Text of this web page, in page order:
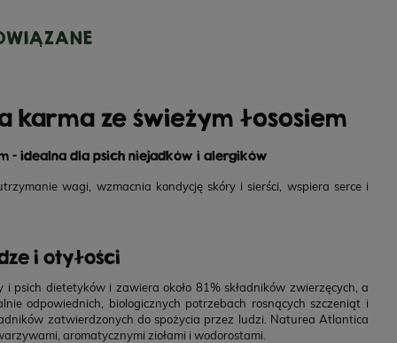
karma ze świeżym łososiem
- idealna dla psich niejadków i alergików
wagi, wzmacnia kondycję skóry i sierści, wspiera serce i
i otyłości
dietetyków i zawiera około 81% składników zwierzęcych, a
odpowiednich, biologicznych potrzebach rosnących szczeniąt i
zatwierdzonych do spożycia przez ludzi. Naturea Atlantica
aromatycznymi ziołami i wodorostami.